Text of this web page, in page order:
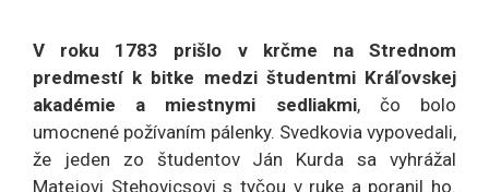
V roku 1783 prišlo v krčme na Strednom
predmestí k bitke medzi študentmi Kráľovskej
akadémie a miestnymi sedliakmi, čo bolo
umocnené požívaním pálenky. Svedkovia vypovedali,
že jeden zo študentov Ján Kurda sa vyhrážal
Matejovi Stehovicsovi s tyčou v ruke a poranil ho.